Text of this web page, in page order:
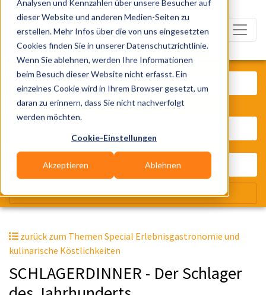
Analysen und Kennzahlen über unsere Besucher auf
dieser Website und anderen Medien-Seiten zu
erstellen. Mehr Infos über die von uns eingesetzten
Cookies finden Sie in unserer Datenschutzrichtlinie.
Wenn Sie ablehnen, werden Ihre Informationen
beim Besuch dieser Website nicht erfasst. Ein
einzelnes Cookie wird in Ihrem Browser gesetzt, um
daran zu erinnern, dass Sie nicht nachverfolgt
werden möchten.
Cookie-Einstellungen
Akzeptieren Ablehnen
zurück zum Themen Special Erlebnisgastronomie und
kulinarische Köstlichkeiten
SCHLAGERDINNER - Der Schlager
Was? Künstler, Zelte, Bands,
Wir suchen für Dich